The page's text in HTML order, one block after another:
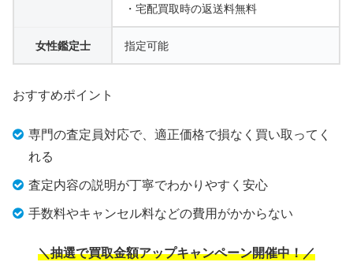
・宅配買取時の返送料無料
女性鑑定士 指定可能
おすすめポイント
専門の査定員対応で、適正価格で損なく買い取ってく
れる
査定内容の説明が丁寧でわかりやすく安心
手数料やキャンセル料などの費用がかからない
＼抽選で買取金額アップキャンペーン開催中！／